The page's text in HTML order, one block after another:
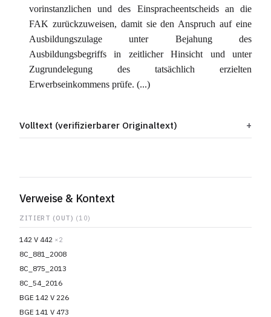
vorinstanzlichen und des Einspracheentscheids an die
FAK zurückzuweisen, damit sie den Anspruch auf eine
Ausbildungszulage unter Bejahung des
Ausbildungsbegriffs in zeitlicher Hinsicht und unter
Zugrundelegung des tatsächlich erzielten
Erwerbseinkommens prüfe. (...)
Volltext (verifizierbarer Originaltext)
Verweise & Kontext
ZITIERT (OUT) (10)
142 V 442 ×2
8C_881_2008
8C_875_2013
8C_54_2016
BGE 142 V 226
BGE 141 V 473